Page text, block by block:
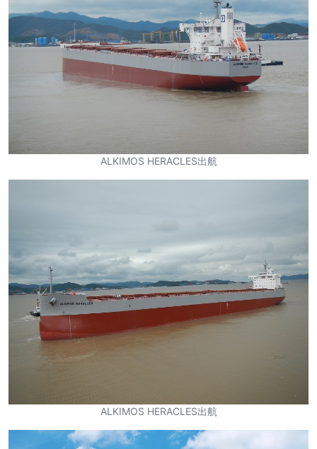
ALKIMOS HERACLES出航
ALKIMOS HERACLES出航